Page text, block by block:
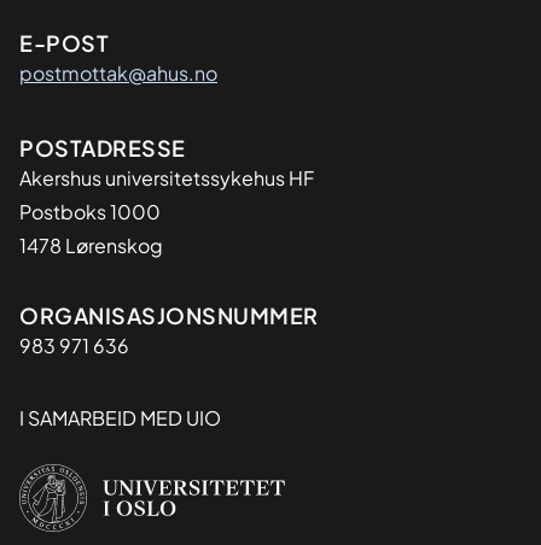
E-POST
postmottak@ahus.no
Adresse
POSTADRESSE
Akershus universitetssykehus HF
Postboks 1000
1478 Lørenskog
Organisasjon
ORGANISASJONSNUMMER
983 971 636
I SAMARBEID MED UIO